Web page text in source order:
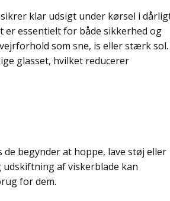
klar udsigt under kørsel i
er essentielt for både sikkerhed og
som sne, is eller stærk sol.
glasset, hvilket reducerer
begynder at hoppe, lave støj eller
af viskerblade kan
for dem.